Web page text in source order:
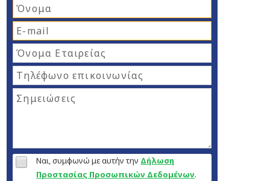
Ναι, συμφωνώ με αυτήν την Δήλωση
Προστασίας Προσωπικών Δεδομένων.